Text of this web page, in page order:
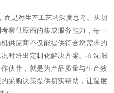
而是对生产工艺的深度思考。从明
察供应商的集成服务能力，每一
供应商不仅能提供符合您需求的
时给出定制化解决方案。在沈阳
伙伴，就是为产品质量与生产效
采购决策提供切实帮助，让温度